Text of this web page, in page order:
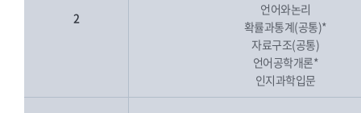
2
언어와논리
확률과통계(공통)*
자료구조(공통)
언어공학개론*
인지과학입문